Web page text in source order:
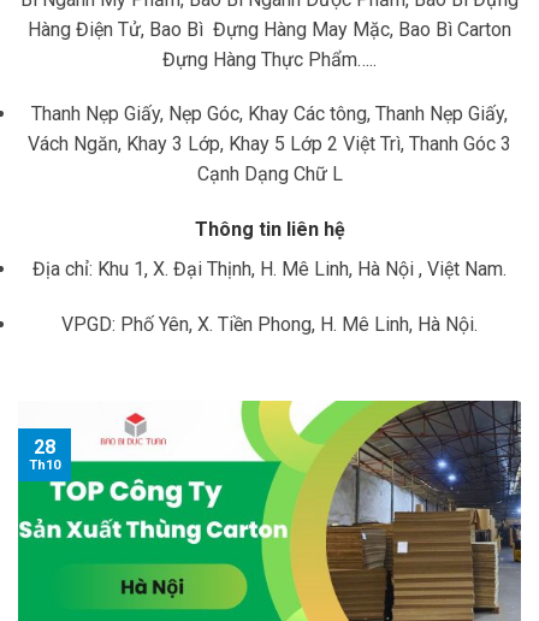
Hàng Điện Tử, Bao Bì Đựng Hàng May Mặc, Bao Bì Carton
Đựng Hàng Thực Phẩm…..
Thanh Nẹp Giấy, Nẹp Góc, Khay Các tông, Thanh Nẹp Giấy,
Vách Ngăn, Khay 3 Lớp, Khay 5 Lớp 2 Việt Trì, Thanh Góc 3
Cạnh Dạng Chữ L
Thông tin liên hệ
Địa chỉ: Khu 1, X. Đại Thịnh, H. Mê Linh, Hà Nội , Việt Nam.
VPGD: Phố Yên, X. Tiền Phong, H. Mê Linh, Hà Nội.
28
Th10